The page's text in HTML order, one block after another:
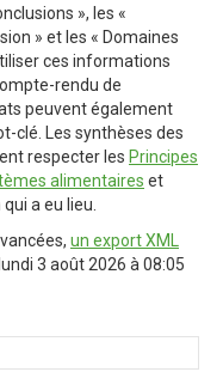
», les «
» et les « Domaines
ces informations
rendu de
peuvent également
clé. Les synthèses des
respecter les Principes
alimentaires et
a eu lieu.
un export XML
lundi 3 août 2026 à 08:05